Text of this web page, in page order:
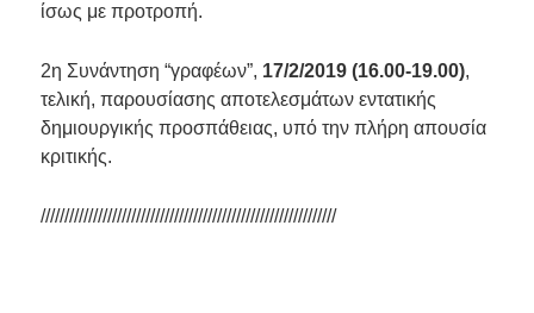
ίσως με προτροπή.
2η Συνάντηση “γραφέων”, 17/2/2019 (16.00-19.00),
τελική, παρουσίασης αποτελεσμάτων εντατικής
δημιουργικής προσπάθειας, υπό την πλήρη απουσία
κριτικής.
//////////////////////////////////////////////////////////////